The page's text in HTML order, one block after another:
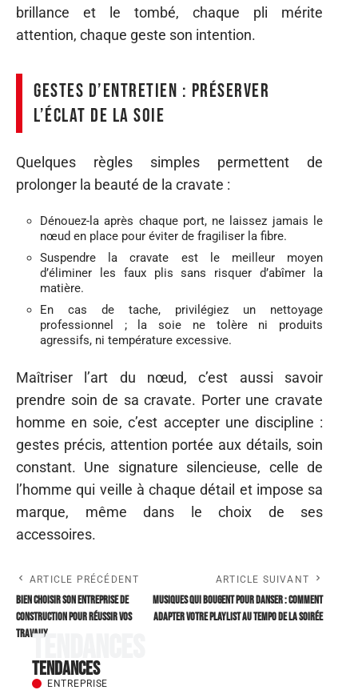
brillance et le tombé, chaque pli mérite
attention, chaque geste son intention.
Gestes d’entretien : préserver
l’éclat de la soie
Quelques règles simples permettent de
prolonger la beauté de la cravate :
Dénouez-la après chaque port, ne laissez jamais le
nœud en place pour éviter de fragiliser la fibre.
Suspendre la cravate est le meilleur moyen
d’éliminer les faux plis sans risquer d’abîmer la
matière.
En cas de tache, privilégiez un nettoyage
professionnel ; la soie ne tolère ni produits
agressifs, ni température excessive.
Maîtriser l’art du nœud, c’est aussi savoir
prendre soin de sa cravate. Porter une cravate
homme en soie, c’est accepter une discipline :
gestes précis, attention portée aux détails, soin
constant. Une signature silencieuse, celle de
l’homme qui veille à chaque détail et impose sa
marque, même dans le choix de ses
accessoires.
ARTICLE PRÉCÉDENT
Bien choisir son entreprise de
construction pour réussir vos
travaux
ARTICLE SUIVANT
Musiques qui bougent pour danser : comment
adapter votre playlist au tempo de la soirée
Tendances
Tendances
ENTREPRISE